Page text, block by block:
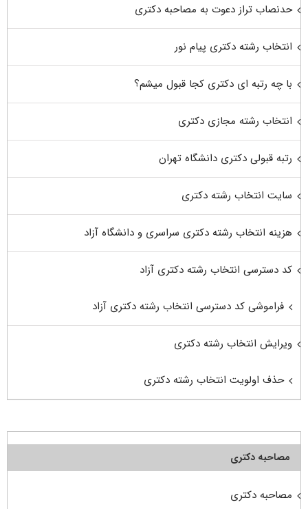
حدنصاب تراز دعوت به مصاحبه دکتری
انتخاب رشته دکتری پیام نور
با چه رتبه ای دکتری کجا قبول میشم؟
انتخاب رشته مجازی دکتری
رتبه قبولی دکتری دانشگاه تهران
سایت انتخاب رشته دکتری
هزینه انتخاب رشته دکتری سراسری و دانشگاه آزاد
کد دسترسی انتخاب رشته دکتری آزاد
فراموشی کد دسترسی انتخاب رشته دکتری آزاد
ویرایش انتخاب رشته دکتری
حذف اولویت انتخاب رشته دکتری
مصاحبه دکتری
مصاحبه دکتری